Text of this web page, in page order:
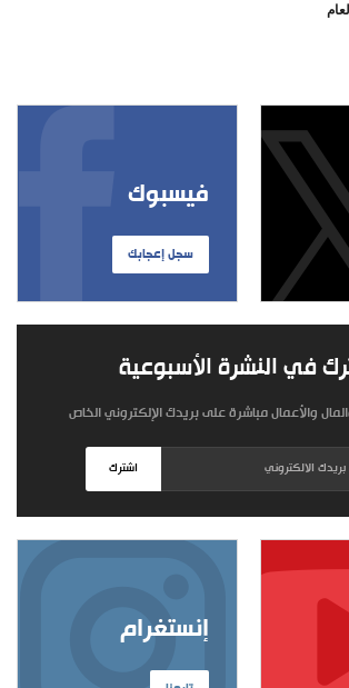
فيسبوك
سجل إعجابك
في النشرة الأسبوعية
والأعمال مباشرة على بريدك الإلكتروني الخاص
اشترك
إنستغرام